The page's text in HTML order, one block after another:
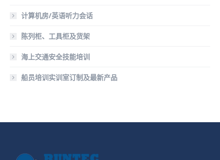
计算机房/英语听力会话
陈列柜、工具柜及货架
海上交通安全技能培训
船员培训实训室订制及最新产品